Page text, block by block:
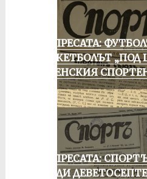
ОТ ПРЕСАТА:
БАСКЕТБОЛЪТ „ПОД
РУСЕНСКИЯ
ОТ ПРЕСАТА:
ПРЕДИ